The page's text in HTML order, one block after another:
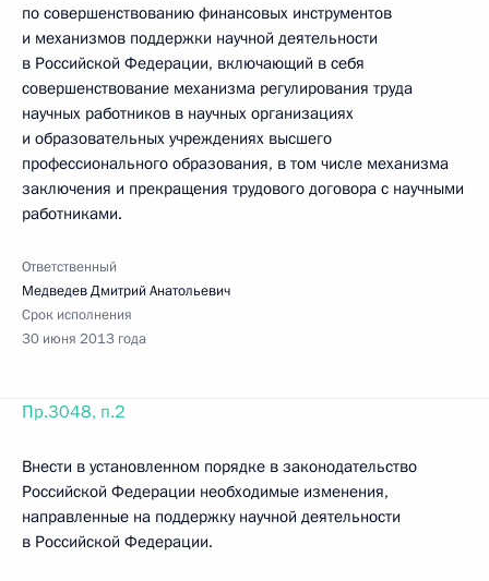
по совершенствованию финансовых инструментов
и механизмов поддержки научной деятельности
в Российской Федерации, включающий в себя
совершенствование механизма регулирования труда
научных работников в научных организациях
и образовательных учреждениях высшего
профессионального образования, в том числе механизма
заключения и прекращения трудового договора с научными
работниками.
Ответственный
Медведев Дмитрий Анатольевич
Срок исполнения
30 июня 2013 года
Пр.3048, п.2
Внести в установленном порядке в законодательство
Российской Федерации необходимые изменения,
направленные на поддержку научной деятельности
в Российской Федерации.